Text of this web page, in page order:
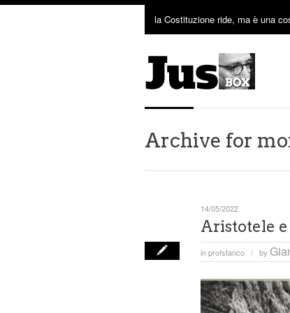
la Costituzione ride, ma è una
Archive for
Aristotele
inprofstanco / by
14/05/2022